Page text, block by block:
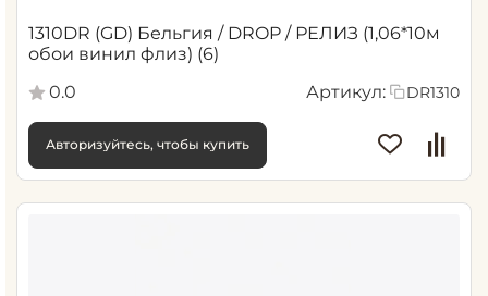
1310DR (GD) Бельгия / DROP / РЕЛИЗ (1,06*10м
обои винил флиз) (6)
0.0
Артикул: DR1310
Авторизуйтесь, чтобы купить